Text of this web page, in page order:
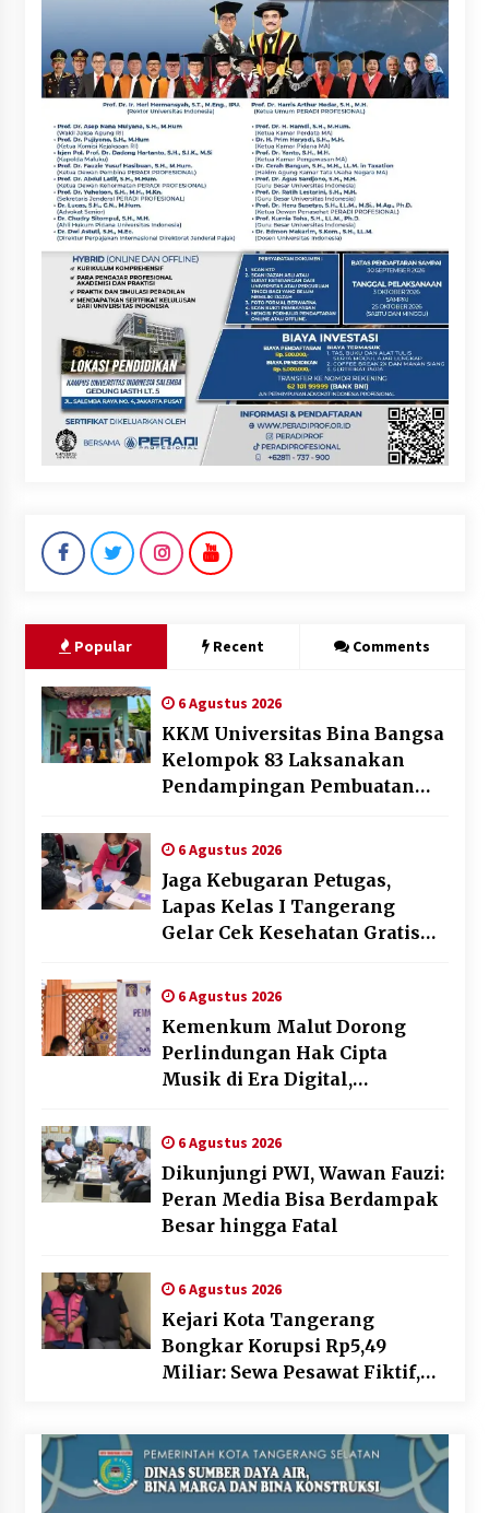
Popular Recent Comments
6 Agustus 2026
KKM Universitas Bina Bangsa
Kelompok 83 Laksanakan
Pendampingan Pembuatan
Memperkuat Pemasaran
UMKM di Desa Cempaka
6 Agustus 2026
Jaga Kebugaran Petugas,
Lapas Kelas I Tangerang
Gelar Cek Kesehatan Gratis
6 Agustus 2026
Kemenkum Malut Dorong
Perlindungan Hak Cipta
Musik di Era Digital,
Gratis dan Penguatan Royalti
6 Agustus 2026
Dikunjungi PWI, Wawan Fauzi:
Peran Media Bisa Berdampak
Besar hingga Fatal
6 Agustus 2026
Kejari Kota Tangerang
Bongkar Korupsi Rp5,49
Miliar: Sewa Pesawat Fiktif,